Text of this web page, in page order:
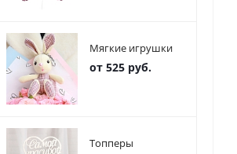
Мягкие игрушки
от 525 руб.
Топперы